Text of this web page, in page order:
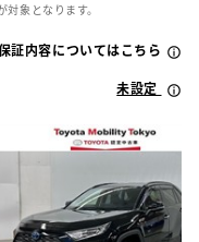
象となります。
証内容についてはこちら
未設定